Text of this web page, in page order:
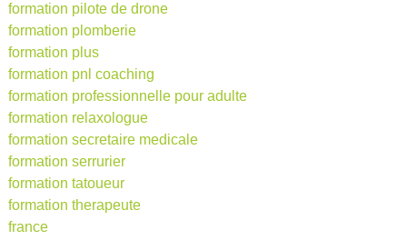
formation pilote de drone
formation plomberie
formation plus
formation pnl coaching
formation professionnelle pour adulte
formation relaxologue
formation secretaire medicale
formation serrurier
formation tatoueur
formation therapeute
france